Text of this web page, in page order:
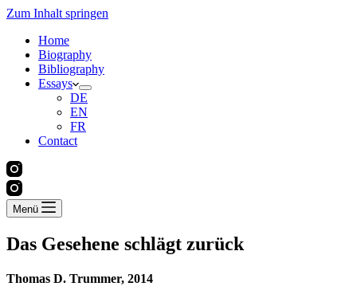
Zum Inhalt springen
Home
Biography
Bibliography
Essays
DE
EN
FR
Contact
Menü
Das Gesehene schlägt zurück
Thomas D. Trummer, 2014